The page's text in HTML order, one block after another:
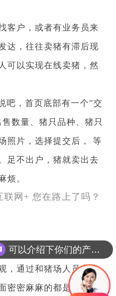
客户，或者有业务员来
达，往往卖猪有滞后现
可以实现在线卖猪，然
吧，首页底部有一个“交
数量、猪只品种、猪只
照片，选择提交后， 等
足不出户，猪就卖出去
烦。
，通过和猪场人员交流
密密麻麻的都是猪只的
可以介绍下你们的产品么